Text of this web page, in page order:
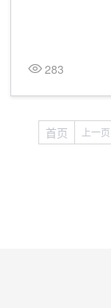
283
首页 上一页